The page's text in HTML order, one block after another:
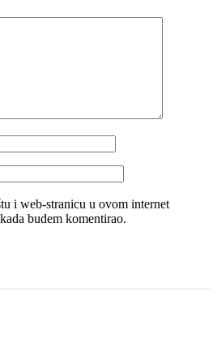
i web-stranicu u ovom internet
budem komentirao.